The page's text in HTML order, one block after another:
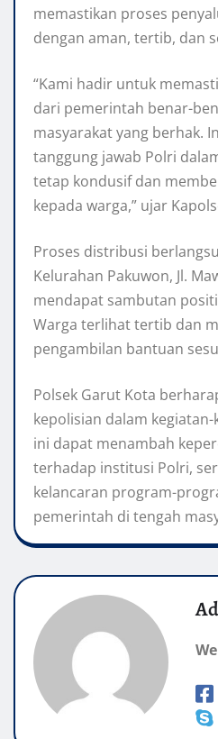
memastikan proses
dengan aman, tertib, dan
“Kami hadir untuk
dari pemerintah benar-
masyarakat yang berhak.
tanggung jawab Polri
tetap kondusif dan
kepada warga,” ujar
Proses distribusi
Kelurahan Pakuwon, Jl.
mendapat sambutan
Warga terlihat tertib dan
pengambilan bantuan
Polsek Garut Kota
kepolisian dalam
ini dapat menambah
terhadap institusi Polri,
kelancaran program-
pemerintah di tengah